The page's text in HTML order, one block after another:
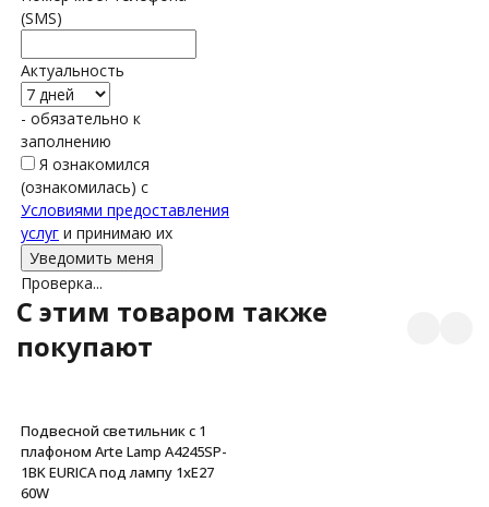
(SMS)
Актуальность
- обязательно к
заполнению
Я ознакомился
(ознакомилась) с
Условиями предоставления
услуг и принимаю их
Проверка...
C этим товаром также
покупают
Подвесной светильник с 1
плафоном Arte Lamp A4245SP-
1BK EURICA под лампу 1xE27
60W